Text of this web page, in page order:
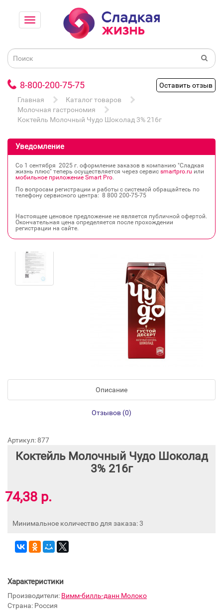
8-800-200-75-75
Оставить отзыв
Главная
Каталог товаров
Молочная гастрономия
Коктейль Молочный Чудо Шоколад 3% 216г
Уведомление
Со 1 сентября 2025 г. оформление заказов в компанию "Сладкая
жизнь плюс" теперь осуществляется через сервис smartpro.ru или
мобильное приложение Smart Pro.
По вопросам регистрации и работы с системой обращайтесь по
телефону сервисного центра: 8 800 200‐75‐75
Настоящее ценовое предложение не является публичной офертой.
Окончательная цена определяется после прохождении
регистрации на сайте.
Описание
Отзывов (0)
Артикул: 877
Коктейль Молочный Чудо Шоколад
3% 216г
74,38 р.
Минимальное количество для заказа: 3
Характеристики
Производители: Вимм-билль-данн Молоко
Страна: Россия